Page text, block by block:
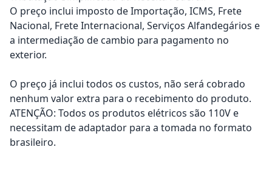
O preço inclui imposto de Importação, ICMS, Frete
Nacional, Frete Internacional, Serviços Alfandegários e
a intermediação de cambio para pagamento no
exterior.
O preço já inclui todos os custos, não será cobrado
nenhum valor extra para o recebimento do produto.
ATENÇÃO: Todos os produtos elétricos são 110V e
necessitam de adaptador para a tomada no formato
brasileiro.